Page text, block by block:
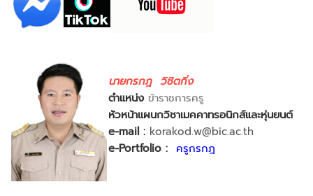
นายกรกฎ วิชิตกิ่ง
ตำแหน่ง ข้าราชการครู
หัวหน้าแผนกวิชาเมคคาทรอนิกส์และหุ่นยนต์
e-mail : korakod.w@bic.ac.th
e-Portfolio : ครูกรกฎ